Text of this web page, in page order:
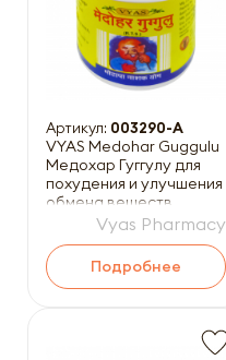
Артикул: 003290-A
VYAS Medohar Guggulu
Медохар Гуггулу для
похудения и улучшения
обмена веществ
100табVyas Pharmacy
Подробнее